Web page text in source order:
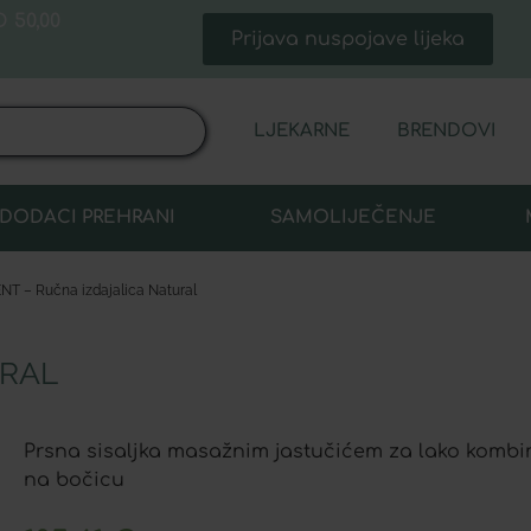
Prijava nuspojave lijeka
LJEKARNE BRENDOVI
DODACI PREHRANI SAMOLIJEČENJE
– Ručna izdajalica Natural
Prsna sisaljka masažnim jastučićem za lako
na bočicu